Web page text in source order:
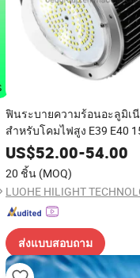
ฟินระบายความร้อนอะลูมิเ
สำหรับโคมไฟสูง E39 E40
LED
US$52.00-54.00
20 ชิ้น (MOQ)
ส่งแบบสอบถาม